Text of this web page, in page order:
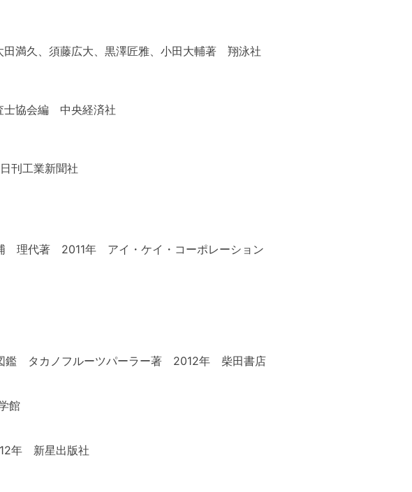
満久、須藤広大、黒澤匠雅、小田大輔著 翔泳社
士協会編 中央経済社
刊工業新聞社
理代著 2011年 アイ・ケイ・コーポレーション
鑑 タカノフルーツパーラー著 2012年 柴田書店
館
年 新星出版社